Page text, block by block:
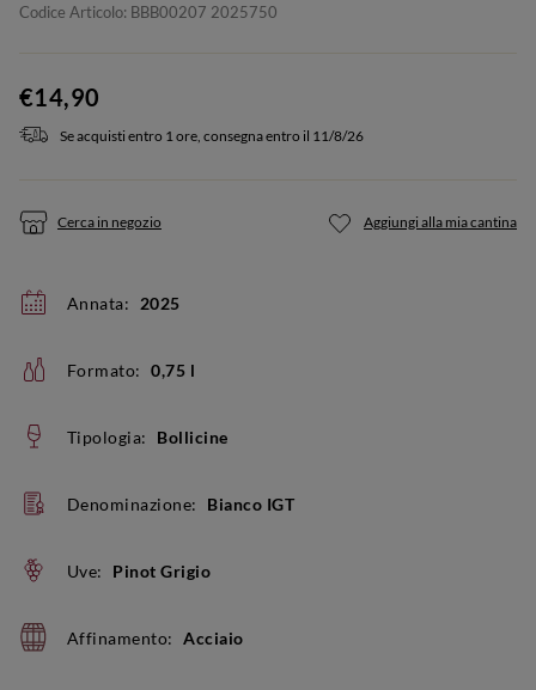
Codice Articolo: BBB00207 2025750
€14,90
Se acquisti entro 1 ore, consegna entro il 11/8/26
Cerca in negozio Aggiungi alla mia cantina
Annata: 2025
Formato: 0,75 l
Tipologia: Bollicine
Denominazione: Bianco IGT
Uve: Pinot Grigio
Affinamento: Acciaio